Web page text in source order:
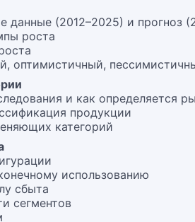
данные (2012–2025) и прогноз
роста
оптимистичный,
и как определяется
продукции
категорий
использованию
сбыта
сегментов